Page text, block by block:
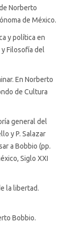
Norberto
de México.
y política en
Filosofía del
En Norberto
de Cultura
general del
y P. Salazar
a Bobbio (pp.
Siglo XXI
la libertad.
Bobbio.